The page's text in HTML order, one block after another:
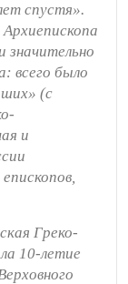
спустя».
Архиепископа
всего было
(с
и
Греко-
10-летие